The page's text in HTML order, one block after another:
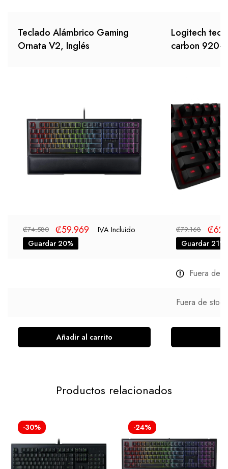
Teclado Alámbrico Gaming
Ornata V2, Inglés
Logitech
carbon 920-
₡74.580 ₡59.969
IVA Incluido
Guardar 20%
₡79.168 ₡
Guardar 21%
Fuera de
Fuera de stock
Añadir al carrito
Productos relacionados
-30% -24%